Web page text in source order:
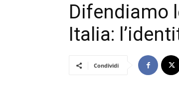
Difendiamo
Italia:
Condividi